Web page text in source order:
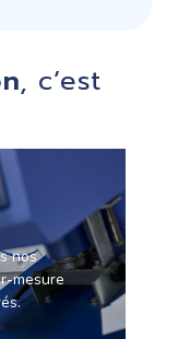
, c’est
nos
mesure